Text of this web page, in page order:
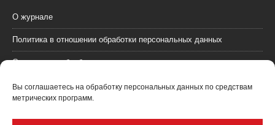
Вы соглашаетесь на обработку персональных данных по средствам
метрических программ.
О журнале
Политика в отношении обработки персональных данных
Согласие на обработку персональных данных
Пользовательское соглашение (оферта)